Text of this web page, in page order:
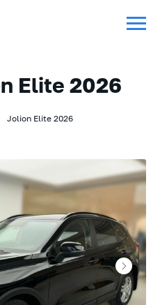
Elite 2026
Jolion Elite 2026